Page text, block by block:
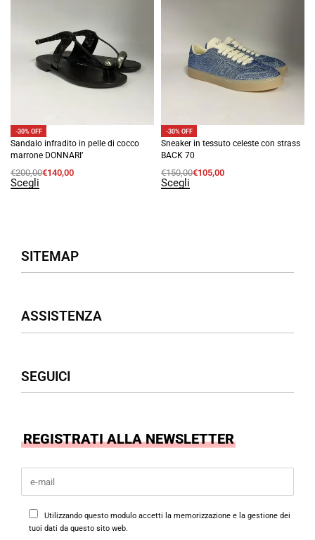
-30% OFF
Sandalo infradito in pelle di cocco
marrone DONNARI’
€200,00€140,00
Scegli
-30% OFF
Sneaker in tessuto celeste con strass
BACK 70
€150,00€105,00
Scegli
SITEMAP
Donna
Borse
ASSISTENZA
Termini & Condizioni
SEGUICI
Instagram
REGISTRATI ALLA NEWSLETTER
Utilizzando questo modulo accetti la memorizzazione e la gestione dei
tuoi dati da questo sito web.